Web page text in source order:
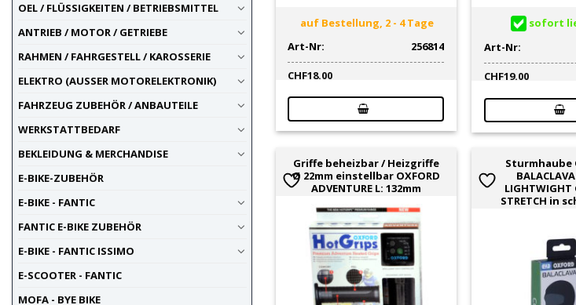
OEL / FLÜSSIGKEITEN / BETRIEBSMITTEL
ANTRIEB / MOTOR / GETRIEBE
RAHMEN / FAHRGESTELL / KAROSSERIE
ELEKTRO (AUSSER MOTORELEKTRONIK)
FAHRZEUG ZUBEHÖR / ANBAUTEILE
WERKSTATTBEDARF
BEKLEIDUNG & MERCHANDISE
E-BIKE-ZUBEHÖR
E-BIKE - FANTIC
FANTIC E-BIKE ZUBEHÖR
E-BIKE - FANTIC ISSIMO
E-SCOOTER - FANTIC
MOFA - BYE BIKE
auf Bestellung, 2 - 4 Tage
Art-Nr:
256814
CHF18.00
sofort
Art-Nr:
CHF19.00
Griffe beheizbar / Heizgriffe
Ø 22mm einstellbar OXFORD
ADVENTURE L: 132mm
Sturmhaube
LIGHTWIGHT
STRETCH in